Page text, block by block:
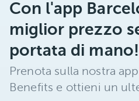
Con l'app
miglior prezzo
portata di mano!
Prenota sulla nostra
Benefits e ottieni un